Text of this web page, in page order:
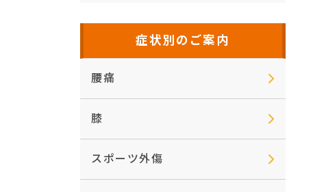
症状別のご案内
腰痛
膝
スポーツ外傷